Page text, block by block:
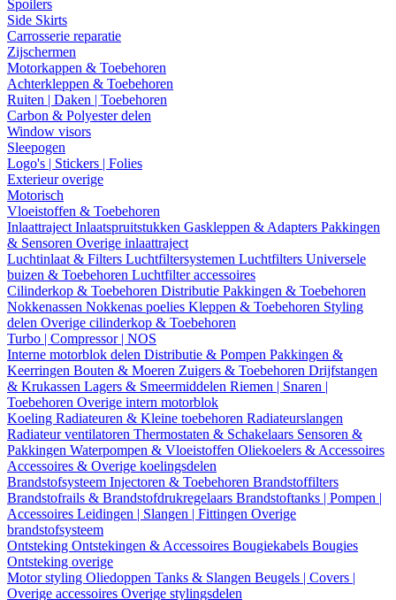
Spoilers
Side Skirts
Carrosserie reparatie
Zijschermen
Motorkappen & Toebehoren
Achterkleppen & Toebehoren
Ruiten | Daken | Toebehoren
Carbon & Polyester delen
Window visors
Sleepogen
Logo's | Stickers | Folies
Exterieur overige
Motorisch
Vloeistoffen & Toebehoren
Inlaattraject Inlaatspruitstukken Gaskleppen & Adapters Pakkingen
& Sensoren Overige inlaattraject
Luchtinlaat & Filters Luchtfiltersystemen Luchtfilters Universele
buizen & Toebehoren Luchtfilter accessoires
Cilinderkop & Toebehoren Distributie Pakkingen & Toebehoren
Nokkenassen Nokkenas poelies Kleppen & Toebehoren Styling
delen Overige cilinderkop & Toebehoren
Turbo | Compressor | NOS
Interne motorblok delen Distributie & Pompen Pakkingen &
Keerringen Bouten & Moeren Zuigers & Toebehoren Drijfstangen
& Krukassen Lagers & Smeermiddelen Riemen | Snaren |
Toebehoren Overige intern motorblok
Koeling Radiateuren & Kleine toebehoren Radiateurslangen
Radiateur ventilatoren Thermostaten & Schakelaars Sensoren &
Pakkingen Waterpompen & Vloeistoffen Oliekoelers & Accessoires
Accessoires & Overige koelingsdelen
Brandstofsysteem Injectoren & Toebehoren Brandstoffilters
Brandstofrails & Brandstofdrukregelaars Brandstoftanks | Pompen |
Accessoires Leidingen | Slangen | Fittingen Overige
brandstofsysteem
Ontsteking Ontstekingen & Accessoires Bougiekabels Bougies
Ontsteking overige
Motor styling Oliedoppen Tanks & Slangen Beugels | Covers |
Overige accessoires Overige stylingsdelen